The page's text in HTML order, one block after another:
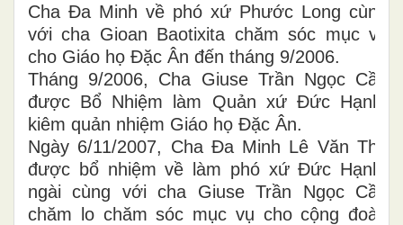
Cha Đa Minh về phó xứ Phước Long cùng
với cha Gioan Baotixita chăm sóc mục vụ
cho Giáo họ Đặc Ân đến tháng 9/2006.
Tháng 9/2006, Cha Giuse Trần Ngọc Cầu
được Bổ Nhiệm làm Quản xứ Đức Hạnh,
kiêm quản nhiệm Giáo họ Đặc Ân.
Ngày 6/11/2007, Cha Đa Minh Lê Văn Thế
được bổ nhiệm về làm phó xứ Đức Hạnh,
ngài cùng với cha Giuse Trần Ngọc Cầu
chăm lo chăm sóc mục vụ cho cộng đoàn